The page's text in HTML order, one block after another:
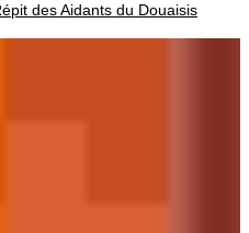
des Aidants du Douaisis